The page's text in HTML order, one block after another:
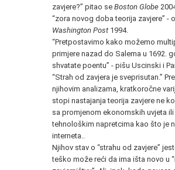
zavjere?” pitao se Boston Globe
“zora novog doba teorija zavjere” -
Washington Post 1994.
“Pretpostavimo kako možemo
primjere nazad do Salema u 1692.
shvatate poentu” - pišu Uscinski i
“Strah od zavjera je sveprisutan.”
njihovim analizama, kratkoročne
stopi nastajanja teorija zavjere ne
sa promjenom ekonomskih uvjeta ili
tehnološkim napretcima kao što je
interneta..
Njihov stav o “strahu od zavjere”
teško može reći da ima išta novo u